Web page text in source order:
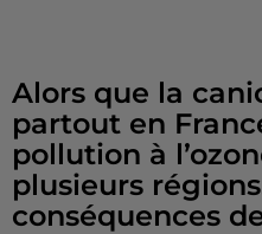
Alors que la
partout en
pollution à
plusieurs
conséquences